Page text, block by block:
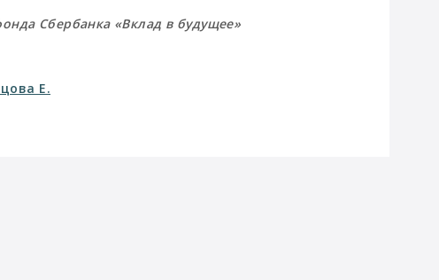
Сбербанка «Вклад в будущее»
Е.